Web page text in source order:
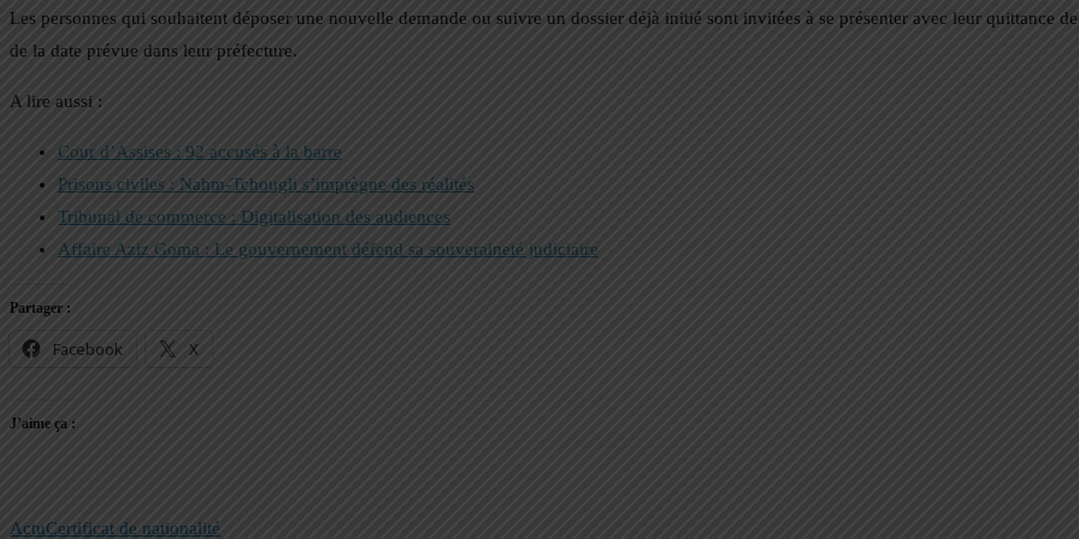
Les personnes qui souhaitent déposer une nouvelle demande ou suivre un dossier déjà initié sont invitées à se présenter avec leur quittance
de la date prévue dans leur préfecture.
A lire aussi :
Cour d’Assises : 92 accusés à la barre
Prisons civiles : Nahm-Tchougli s’imprègne des réalités
Tribunal de commerce : Digitalisation des audiences
Affaire Aziz Goma : Le gouvernement défend sa souveraineté judiciaire
Partager :
Facebook X
J’aime ça :
ActuCertificat de nationalité